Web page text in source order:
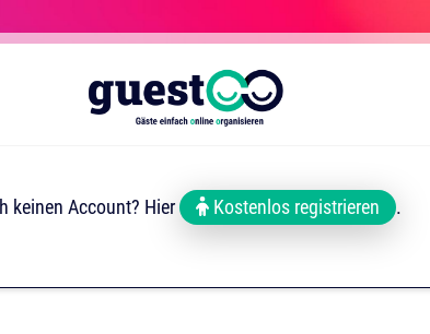
keinen Account? Hier Kostenlos registrieren .